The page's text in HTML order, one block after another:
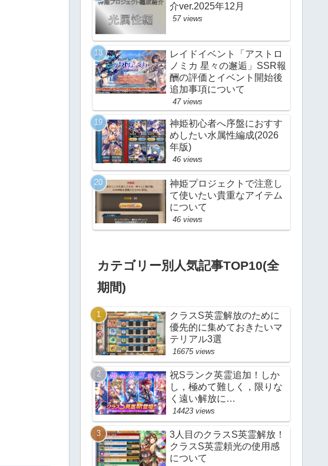
介ver.2025年12月
57 views
レイドイベント「アストロ
ノミカ 星々の邂逅」SSR報
酬の評価とイベント開始後
追加事項について
47 views
神姫初心者へ序盤におすす
めしたい水属性編成(2026
年版)
46 views
神姫プロジェクトで注意し
て使いたい貴重なアイテム
について
46 views
カテゴリー別人気記事TOP10(全
期間)
クラスS英霊解放のために
優先的に集めておきたいマ
テリアル3選
16675 views
祝Sランク英霊追加！しか
し，極めて難しく，限りな
く遠い解放に…
14423 views
3人目のクラスS英霊解放！
クラスS英霊頼光の使用感
について